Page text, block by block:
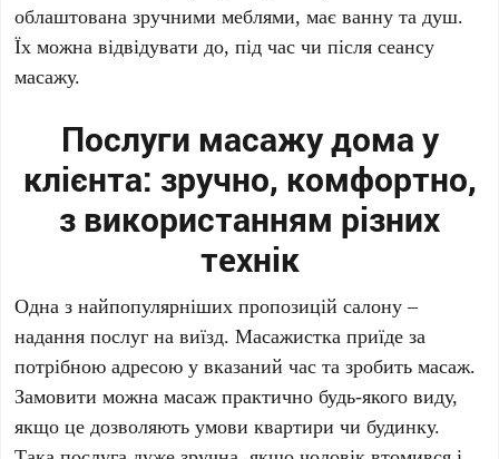
облаштована зручними меблями, має ванну та душ.
Їх можна відвідувати до, під час чи після сеансу
масажу.
Послуги масажу дома у
клієнта: зручно, комфортно,
з використанням різних
технік
Одна з найпопулярніших пропозицій салону –
надання послуг на виїзд. Масажистка приїде за
потрібною адресою у вказаний час та зробить масаж.
Замовити можна масаж практично будь-якого виду,
якщо це дозволяють умови квартири чи будинку.